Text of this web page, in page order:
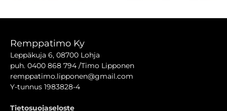
Remppatimo Ky
Leppäkuja 6, 08700 Lohja
puh. 0400 868 794 /Timo Lipponen
remppatimo.lipponen@gmail.com
Y-tunnus 1983828-4
Tietosuojaseloste